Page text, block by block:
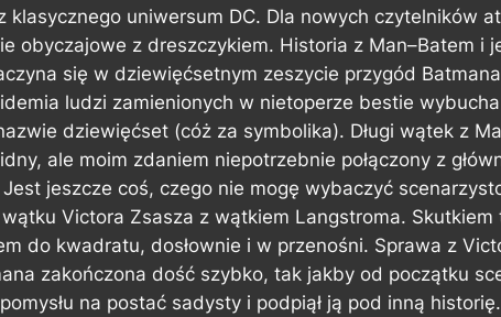
klasycznego uniwersum DC. Dla nowych czytelników
obyczajowe z dreszczykiem. Historia z Man–Batem i
się w dziewięćsetnym zeszycie przygód
ludzi zamienionych w nietoperze bestie
dziewięćset (cóż za symbolika). Długi wątek z
ale moim zdaniem niepotrzebnie połączony z
jeszcze coś, czego nie mogę wybaczyć
wątku Victora Zsasza z wątkiem Langstroma.
do kwadratu, dosłownie i w przenośni. Sprawa z
zakończona dość szybko, tak jakby od początku
na postać sadysty i podpiął ją pod inną historię.